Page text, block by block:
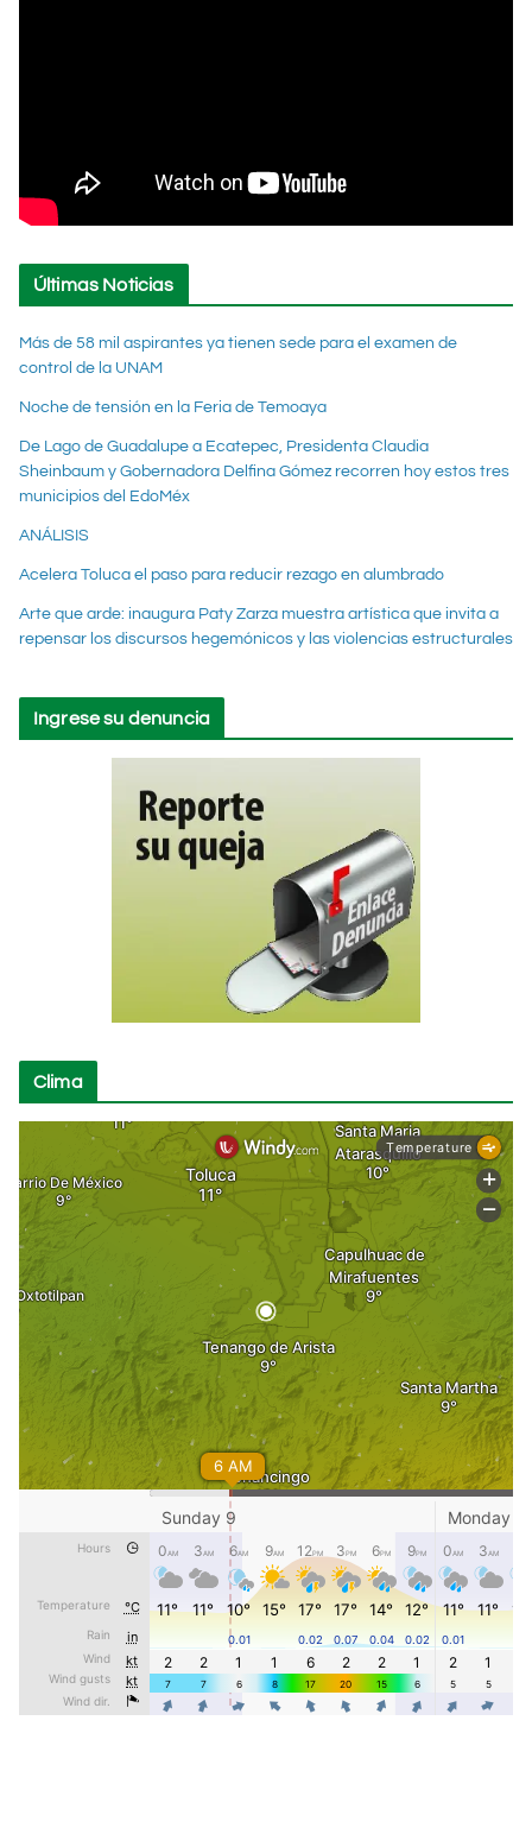
Últimas Noticias
Más de 58 mil aspirantes ya tienen sede para el examen de
control de la UNAM
Noche de tensión en la Feria de Temoaya
De Lago de Guadalupe a Ecatepec, Presidenta Claudia
Sheinbaum y Gobernadora Delfina Gómez recorren hoy estos tres
municipios del EdoMéx
ANÁLISIS
Acelera Toluca el paso para reducir rezago en alumbrado
Arte que arde: inaugura Paty Zarza muestra artística que invita a
repensar los discursos hegemónicos y las violencias estructurales
Ingrese su denuncia
Clima